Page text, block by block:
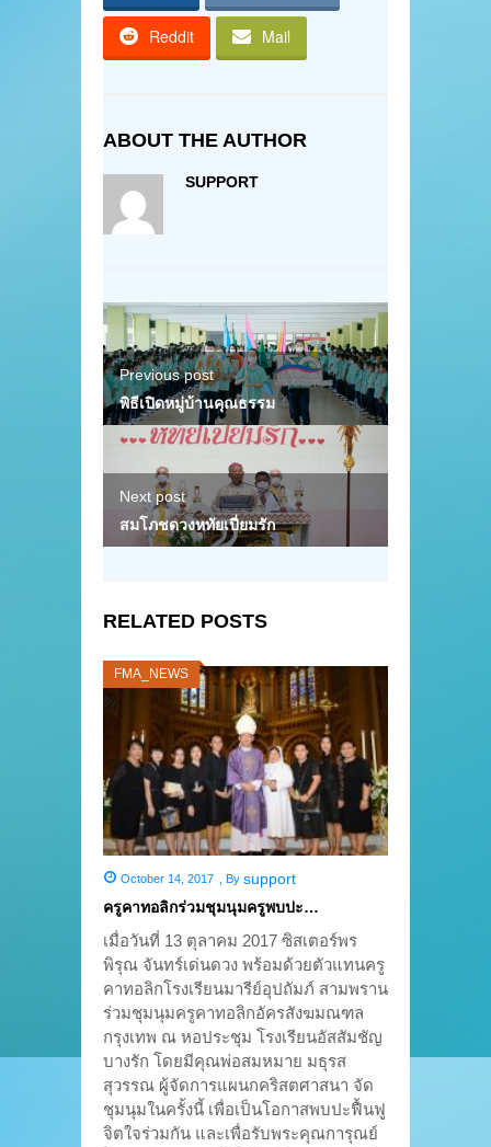
Reddit Mail
ABOUT THE AUTHOR
SUPPORT
Previous post
พิธีเปิดหมู่บ้านคุณธรรม
Next post
สมโภชดวงหทัยเปี่ยมรัก
RELATED POSTS
FMA_NEWS
October 14, 2017 , By support
ครูคาทอลิกร่วมชุมนุมครูพบปะ…
เมื่อวันที่ 13 ตุลาคม 2017 ซิสเตอร์พร
พิรุณ จันทร์เด่นดวง พร้อมด้วยตัวแทนครู
คาทอลิกโรงเรียนมารีย์อุปถัมภ์ สามพราน
ร่วมชุมนุมครูคาทอลิกอัครสังฆมณฑล
กรุงเทพ ณ หอประชุม โรงเรียนอัสสัมชัญ
บางรัก โดยมีคุณพ่อสมหมาย มธุรส
สุวรรณ ผู้จัดการแผนกคริสตศาสนา จัด
ชุมนุมในครั้งนี้ เพื่อเป็นโอกาสพบปะฟื้นฟู
จิตใจร่วมกัน และเพื่อรับพระคุณการุณย์